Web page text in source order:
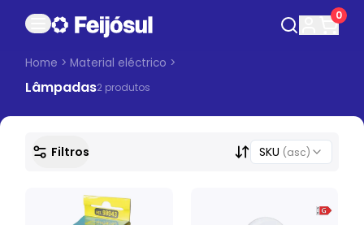
0
Home >Material eléctrico >
Lâmpadas2 produtos
Filtros SKU (asc)